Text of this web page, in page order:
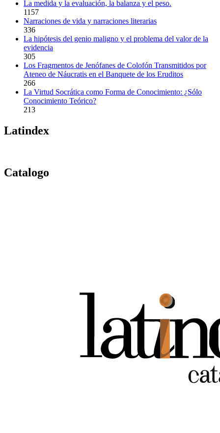
La medida y la evaluación, la balanza y el peso.
1157
Narraciones de vida y narraciones literarias
336
La hipótesis del genio maligno y el problema del valor de la
evidencia
305
Los Fragmentos de Jenófanes de Colofón Transmitidos por
Ateneo de Náucratis en el Banquete de los Eruditos
266
La Virtud Socrática como Forma de Conocimiento: ¿Sólo
Conocimiento Teórico?
213
Latindex
Catalogo